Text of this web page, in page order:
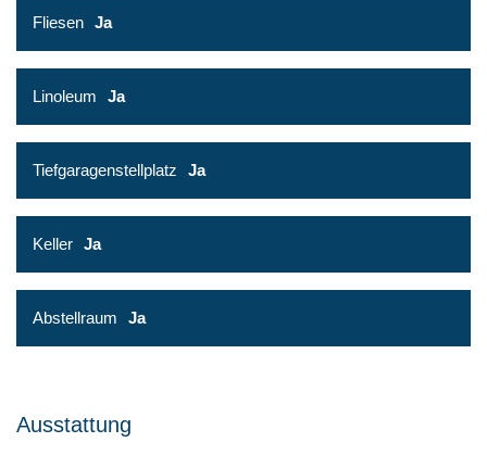
Fliesen Ja
Linoleum Ja
Tiefgaragenstellplatz Ja
Keller Ja
Abstellraum Ja
Ausstattung